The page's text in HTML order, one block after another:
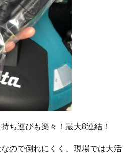
ち運びも楽々！最大8連結！
ので倒れにくく、現場では大活